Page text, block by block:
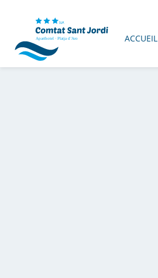
ACCUEIL